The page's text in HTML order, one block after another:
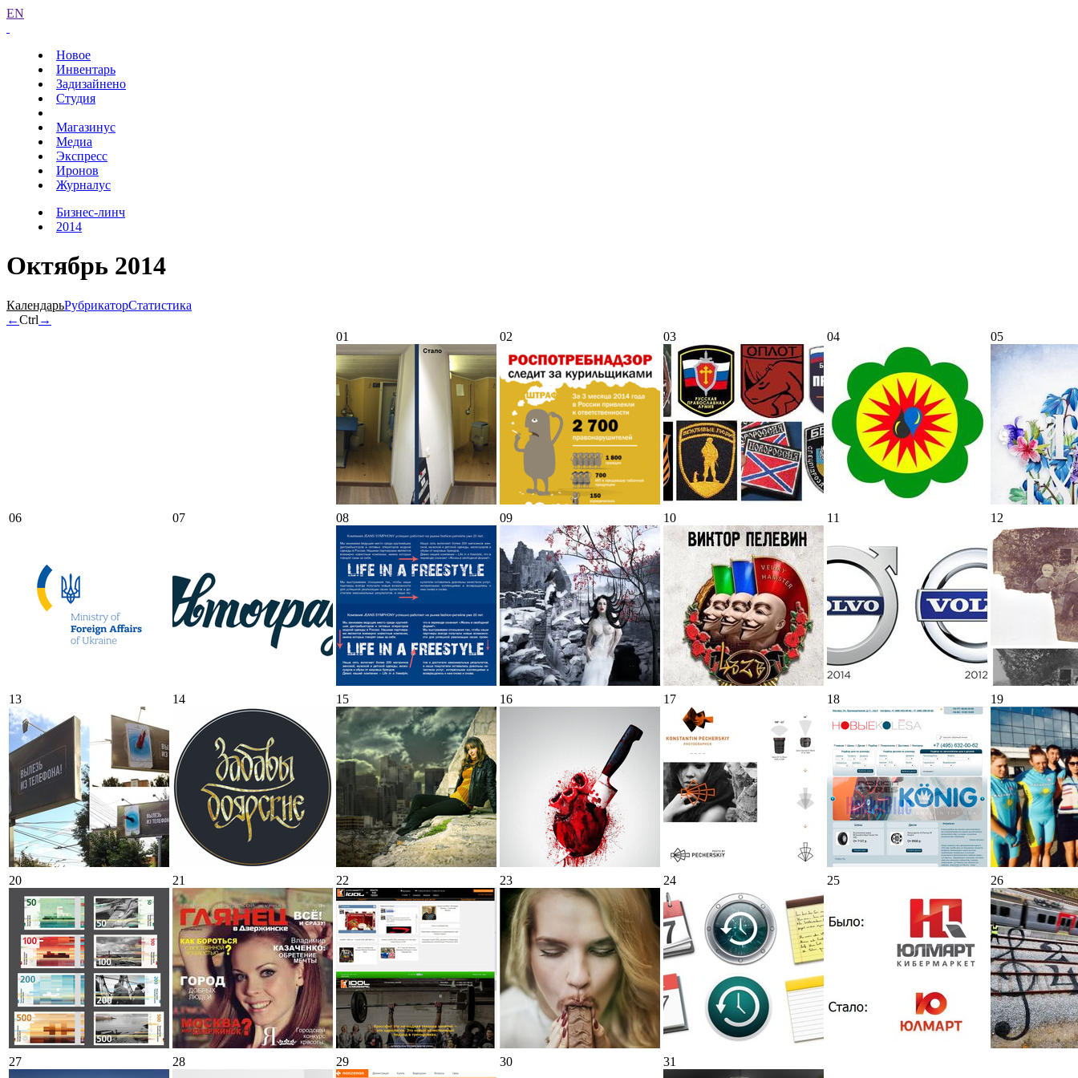
EN
Новое
Инвентарь
Задизайнено
Студия
Магазинус
Медиа
Экспресс
Иронов
Журналус
Бизнес-линч
2014
Октябрь 2014
КалендарьРубрикаторСтатистика
←Ctrl →
01
02 03 04 05
06 07 08 09 10 11 12
13 14 15 16 17 18 19
20 21 22 23 24 25 26
27 28 29 30 31